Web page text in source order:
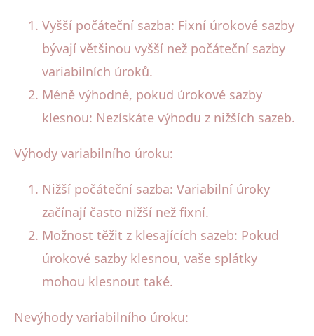
Vyšší počáteční sazba: Fixní úrokové sazby
bývají většinou vyšší než počáteční sazby
variabilních úroků.
Méně výhodné, pokud úrokové sazby
klesnou: Nezískáte výhodu z nižších sazeb.
Výhody variabilního úroku:
Nižší počáteční sazba: Variabilní úroky
začínají často nižší než fixní.
Možnost těžit z klesajících sazeb: Pokud
úrokové sazby klesnou, vaše splátky
mohou klesnout také.
Nevýhody variabilního úroku: